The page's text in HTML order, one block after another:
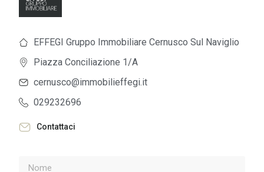
EFFEGI Gruppo Immobiliare Cernusco Sul Naviglio
Piazza Conciliazione 1/A
cernusco@immobilieffegi.it
029232696
Contattaci